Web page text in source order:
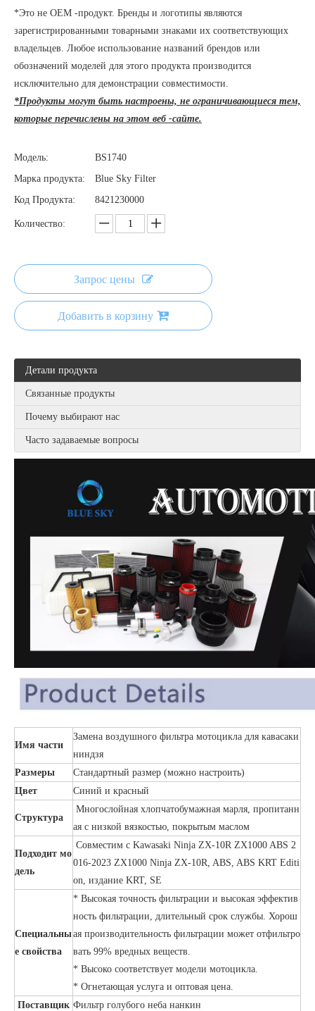
*Это не OEM -продукт. Бренды и логотипы являются
зарегистрированными товарными знаками их соответствующих
владельцев. Любое использование названий брендов или
обозначений моделей для этого продукта производится
исключительно для демонстрации совместимости.
*Продукты могут быть настроены, не ограничивающиеся тем,
которые перечислены на этом веб -сайте.
Модель:
BS1740
Марка продукта:
Blue Sky Filter
Код Продукта:
8421230000
Количество:
Запрос цены
Добавить в корзину
Детали продукта
Связанные продукты
Почему выбирают нас
Часто задаваемые вопросы
Имя части
Замена воздушного фильтра мотоцикла для кавасаки
ниндзя
Размеры
Стандартный размер (можно настроить)
Цвет
Синий и красный
Структура
Многослойная хлопчатобумажная марля, пропитанн
ая с низкой вязкостью, покрытым маслом
Подходит мо
дель
Совместим с Kawasaki Ninja ZX-10R ZX1000 ABS 2
016-2023 ZX1000 Ninja ZX-10R, ABS, ABS KRT Editi
on, издание KRT, SE
Специальны
е свойства
* Высокая точность фильтрации и высокая эффектив
ность фильтрации, длительный срок службы. Хорош
ая производительность фильтрации может отфильтро
вать 99% вредных веществ.
* Высоко соответствует модели мотоцикла.
* Огнетающая услуга и оптовая цена.
Поставщик Фильтр голубого неба нанкин